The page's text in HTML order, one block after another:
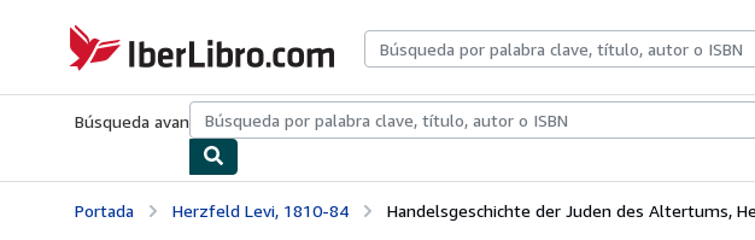
IberLibro.com
Búsqueda avanzadaColecciones Libros antiguosArte y coleccionismo
Portada Herzfeld Levi, 1810-84 Handelsgeschichte der Juden des Altertums,